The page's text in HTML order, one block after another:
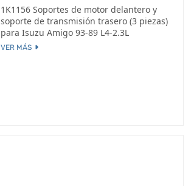
1K1156 Soportes de motor delantero y
soporte de transmisión trasero (3 piezas)
para Isuzu Amigo 93-89 L4-2.3L
VER MÁS